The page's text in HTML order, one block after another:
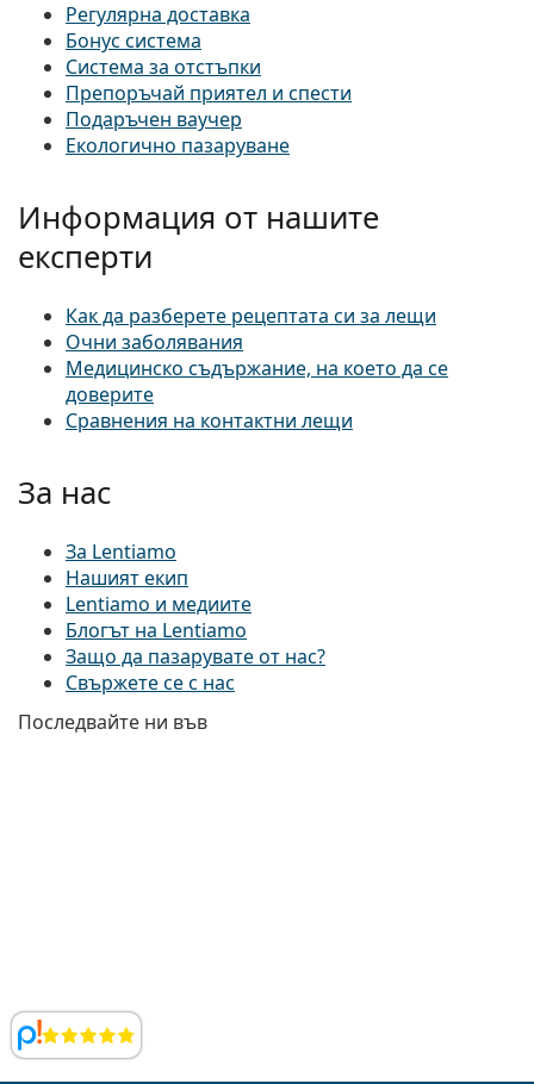
Прегледи
Регулярна доставка
Бонус система
Система за отстъпки
Препоръчай приятел и спести
Подаръчен ваучер
Екологично пазаруване
Информация от нашите
експерти
Как да разберете рецептата си за лещи
Очни заболявания
Медицинско съдържание, на което да се
доверите
Сравнения на контактни лещи
За нас
За Lentiamo
Нашият екип
Lentiamo и медиите
Блогът на Lentiamo
Защо да пазарувате от нас?
Свържете се с нас
Последвайте ни във